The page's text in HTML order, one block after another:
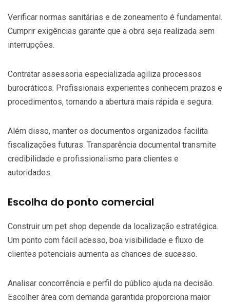
Verificar normas sanitárias e de zoneamento é fundamental.
Cumprir exigências garante que a obra seja realizada sem
interrupções.
Contratar assessoria especializada agiliza processos
burocráticos. Profissionais experientes conhecem prazos e
procedimentos, tornando a abertura mais rápida e segura.
Além disso, manter os documentos organizados facilita
fiscalizações futuras. Transparência documental transmite
credibilidade e profissionalismo para clientes e
autoridades.
Escolha do ponto comercial
Construir um pet shop depende da localização estratégica.
Um ponto com fácil acesso, boa visibilidade e fluxo de
clientes potenciais aumenta as chances de sucesso.
Analisar concorrência e perfil do público ajuda na decisão.
Escolher área com demanda garantida proporciona maior